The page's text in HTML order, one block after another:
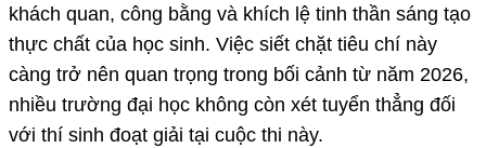
khách quan, công bằng và khích lệ tinh thần sáng tạo
thực chất của học sinh. Việc siết chặt tiêu chí này
càng trở nên quan trọng trong bối cảnh từ năm 2026,
nhiều trường đại học không còn xét tuyển thẳng đối
với thí sinh đoạt giải tại cuộc thi này.